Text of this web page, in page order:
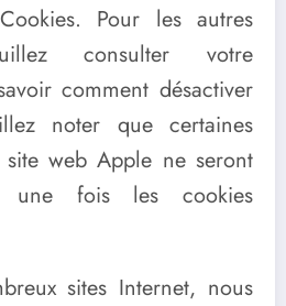
Pour les autres
consulter votre
comment désactiver
noter que certaines
web Apple ne seront
une fois les cookies
sites Internet, nous